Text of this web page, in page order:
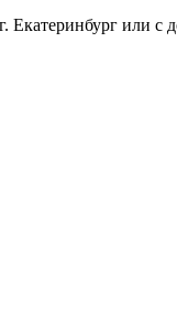
Екатеринбург или